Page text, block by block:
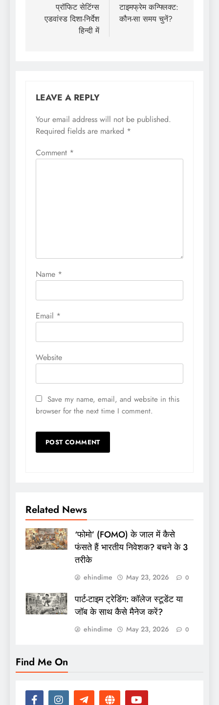
प्रॉफिट सेटिंग्स
एडवांस्ड दिशा-निर्देश
हिन्दी में
टाइमफ्रेम कन्फ्लिक्ट:
कौन-सा समय चुनें?
LEAVE A REPLY
Your email address will not be published.
Required fields are marked *
Comment *
Name *
Email *
Website
Save my name, email, and website in this
browser for the next time I comment.
Related News
‘फोमो’ (FOMO) के जाल में कैसे
फंसते हैं भारतीय निवेशक? बचने के 3
तरीके
ehindime May 23, 2026 0
पार्ट-टाइम ट्रेडिंग: कॉलेज स्टूडेंट या
जॉब के साथ कैसे मैनेज करें?
ehindime May 23, 2026 0
Find Me On